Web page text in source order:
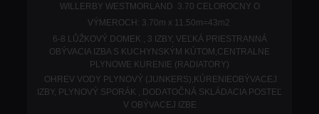
WILLERBY WESTMORLAND 3.70 CELOROCNY O
VÝMEROCH: 3.70m x 11.50m=43m2
6-8 LŮŽKOVÝ DOMEK , 3 IZBY, VEĽKÁ PRIESTRANNÁ
OBÝVACIA IZBA S KUCHYNSKÝM KÚTOM,CENTRALNE
PLYNOWE KURENIE (RADIATORY)
OHREV VODY PLYNOVÝ (JUNKERS),KÚRENIEOBÝVACEJ
IZBY, PLYNOVÝ SPORÁK , DODATOČNÁ SKLÁDACIA POSTEĽ
V OBÝVACEJ IZBE